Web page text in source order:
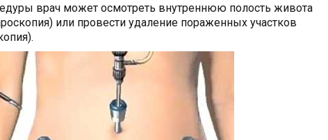
врач может осмотреть внутреннюю полость живота
или провести удаление пораженных участков